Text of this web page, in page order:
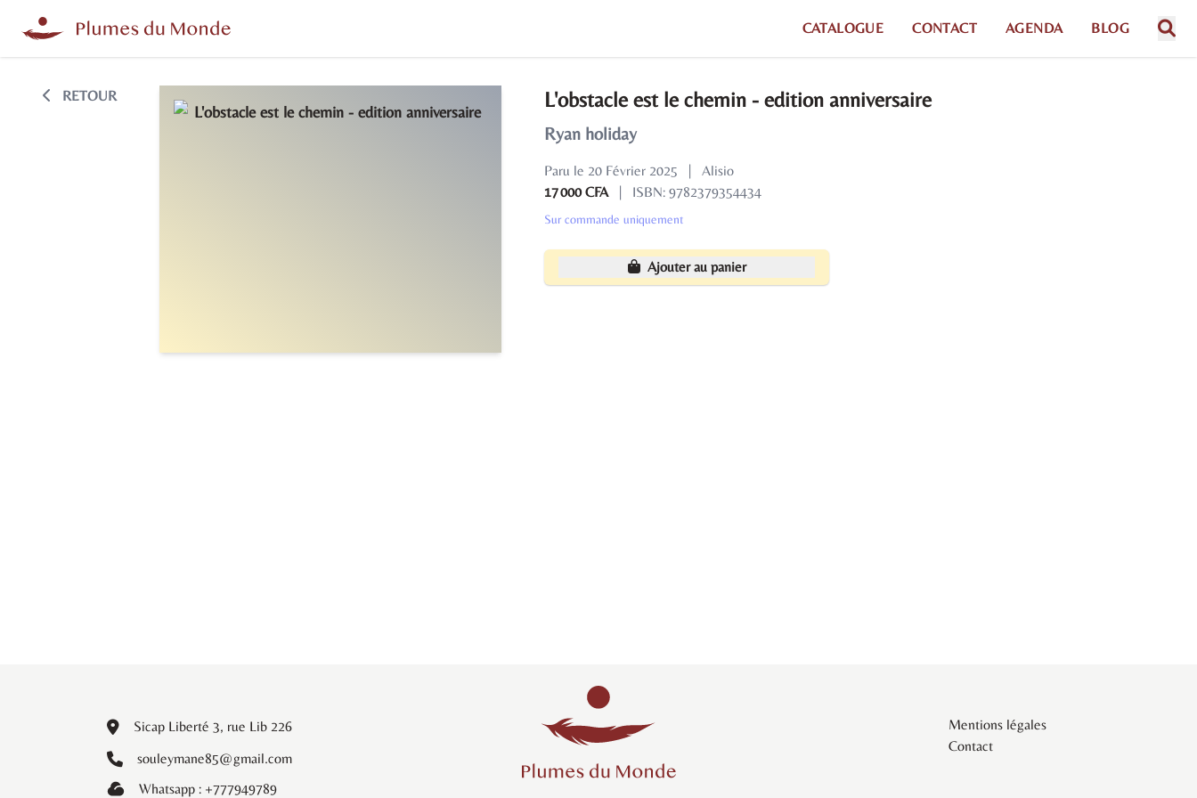
CATALOGUE CONTACT AGENDA BLOG
RETOUR L'obstacle est le chemin - edition anniversaire
Ryan holiday
Paru le 20 Février 2025 |
Alisio
17 000 CFA
| ISBN: 9782379354434
Sur commande uniquement
Ajouter au panier
Sicap Liberté 3, rue Lib 226
souleymane85@gmail.com
Whatsapp : +777949789
Mentions légales
Contact